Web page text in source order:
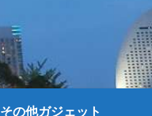
その他ガジェット